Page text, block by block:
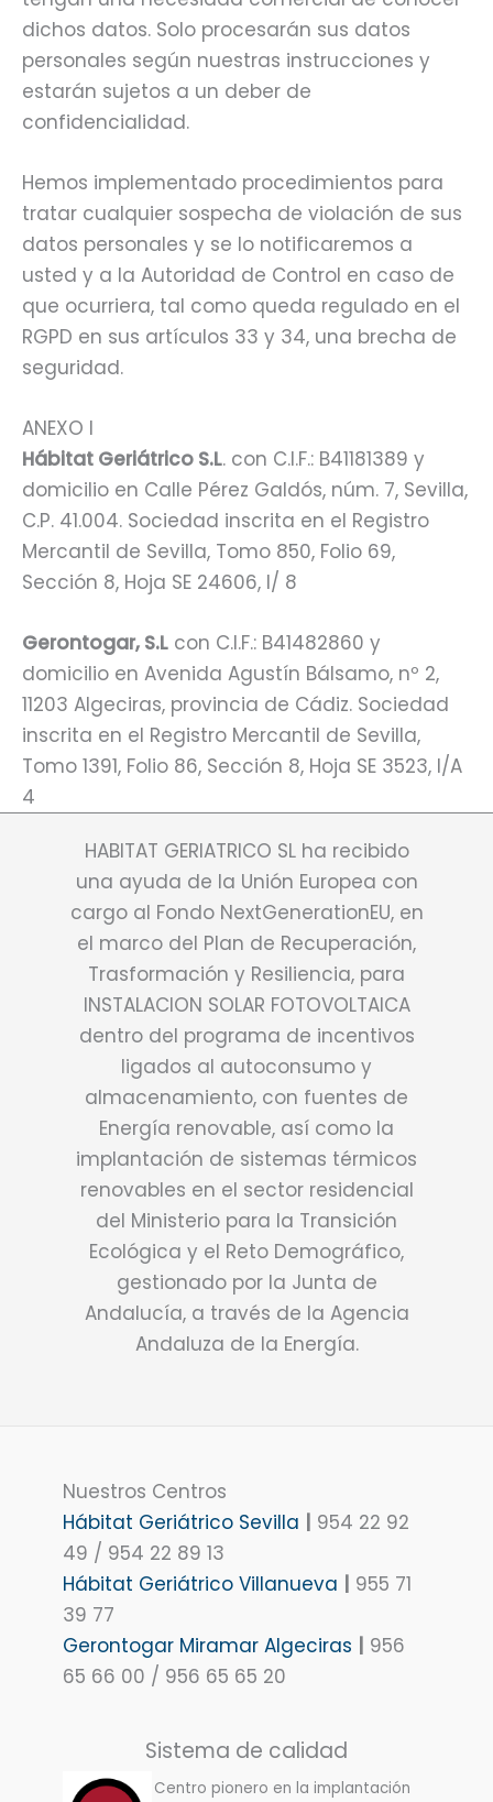
dichos datos. Solo procesarán sus datos
personales según nuestras instrucciones y
estarán sujetos a un deber de
confidencialidad.
Hemos implementado procedimientos para
tratar cualquier sospecha de violación de sus
datos personales y se lo notificaremos a
usted y a la Autoridad de Control en caso de
que ocurriera, tal como queda regulado en el
RGPD en sus artículos 33 y 34, una brecha de
seguridad.
ANEXO I
Hábitat Geriátrico S.L. con C.I.F.: B41181389 y
domicilio en Calle Pérez Galdós, núm. 7, Sevilla,
C.P. 41.004. Sociedad inscrita en el Registro
Mercantil de Sevilla, Tomo 850, Folio 69,
Sección 8, Hoja SE 24606, I/ 8
Gerontogar, S.L con C.I.F.: B41482860 y
domicilio en Avenida Agustín Bálsamo, nº 2,
11203 Algeciras, provincia de Cádiz. Sociedad
inscrita en el Registro Mercantil de Sevilla,
Tomo 1391, Folio 86, Sección 8, Hoja SE 3523, I/A
4
HABITAT GERIATRICO SL ha recibido
una ayuda de la Unión Europea con
cargo al Fondo NextGenerationEU, en
el marco del Plan de Recuperación,
Trasformación y Resiliencia, para
INSTALACION SOLAR FOTOVOLTAICA
dentro del programa de incentivos
ligados al autoconsumo y
almacenamiento, con fuentes de
Energía renovable, así como la
implantación de sistemas térmicos
renovables en el sector residencial
del Ministerio para la Transición
Ecológica y el Reto Demográfico,
gestionado por la Junta de
Andalucía, a través de la Agencia
Andaluza de la Energía.
Nuestros Centros
Hábitat Geriátrico Sevilla | 954 22 92
49 / 954 22 89 13
Hábitat Geriátrico Villanueva | 955 71
39 77
Gerontogar Miramar Algeciras | 956
65 66 00 / 956 65 65 20
Sistema de calidad
Centro pionero en la implantación